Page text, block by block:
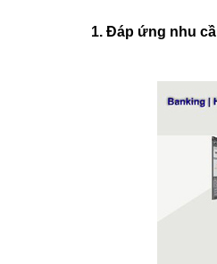
1. Đáp ứng nhu